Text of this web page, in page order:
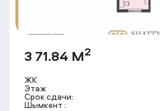
3 71.84 М2
ЖК
Этаж
Срок сдачи:
Шымкент :